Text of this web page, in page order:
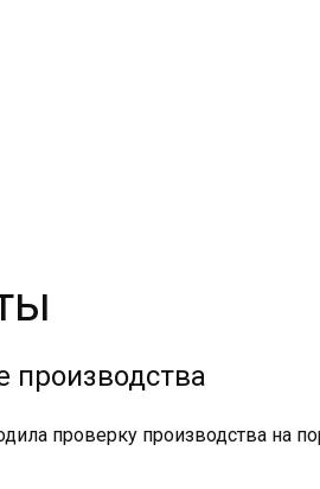
производства
проверку производства на